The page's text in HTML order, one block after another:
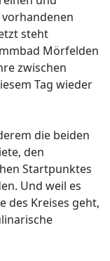
steht
Mörfelden
zwischen
Tag wieder
die beiden
den
Startpunktes
Und weil es
des Kreises geht,